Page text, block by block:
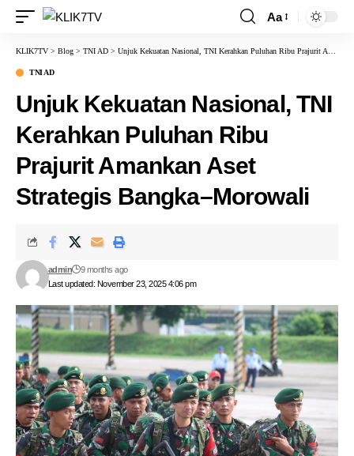
Aa
KLIK7TV > Blog > TNI AD > Unjuk Kekuatan Nasional, TNI Kerahkan Puluhan Ribu Prajurit Amankan Aset Strategis Bangka–Morowali
TNI AD
Unjuk Kekuatan Nasional, TNI
Kerahkan Puluhan Ribu
Prajurit Amankan Aset
Strategis Bangka–Morowali
Last updated: November 23, 2025 4:06 pm
admin 9 months ago